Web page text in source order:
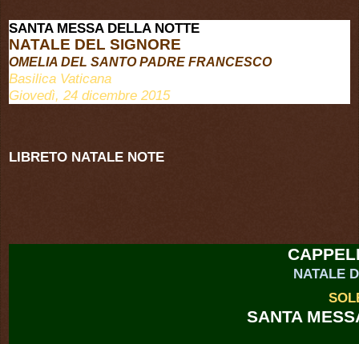
SANTA MESSA DELLA NOTTE
NATALE DEL SIGNORE
OMELIA DEL SANTO PADRE FRANCESCO
Basilica Vaticana
Giovedì, 24 dicembre 2015
LIBRETO NATALE NOTE
NATALE
SANTA